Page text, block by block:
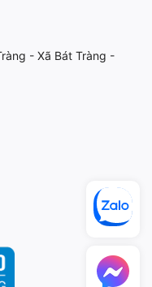
- Xã Bát Tràng -